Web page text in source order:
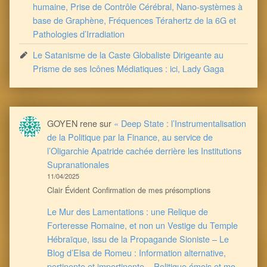
humaine, Prise de Contrôle Cérébral, Nano-systèmes à
base de Graphène, Fréquences Térahertz de la 6G et
Pathologies d’Irradiation
Le Satanisme de la Caste Globaliste Dirigeante au
Prisme de ses Icônes Médiatiques : ici, Lady Gaga
GOYEN renesur « Deep State : l’Instrumentalisation
de la Politique par la Finance, au service de
l’Oligarchie Apatride cachée derrière les Institutions
Supranationales
11/04/2025
Clair Évident Confirmation de mes présomptions
Le Mur des Lamentations : une Relique de
Forteresse Romaine, et non un Vestige du Temple
Hébraïque, issu de la Propagande Sioniste – Le
Blog d’Elsa de Romeu : Information alternative,